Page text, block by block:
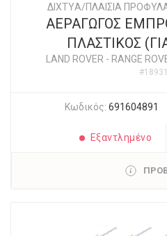
ΔΙΧΤYΑ/ΠΛΑΙΣΙΑ
ΑΕΡΑΓΩΓΟΣ
ΠΛΑΣΤΙΚΟΣ
LAND ROVER - RANGE
Κωδικός: 691604891
Εξαντλημένο